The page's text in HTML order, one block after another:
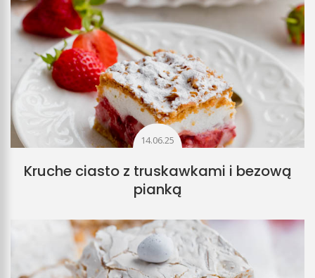
14.06.25
Kruche ciasto z truskawkami i bezową
pianką